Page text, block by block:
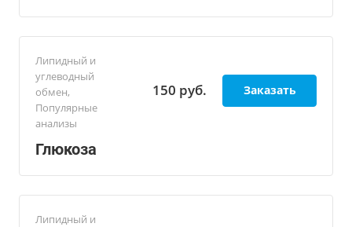
Липидный и
углеводный
обмен,
Популярные
анализы
Глюкоза
150 руб. Заказать
Липидный и